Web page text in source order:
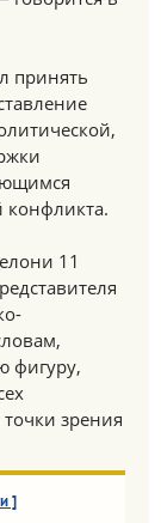
принять
конфликта.
11
фигуру,
зрения
]